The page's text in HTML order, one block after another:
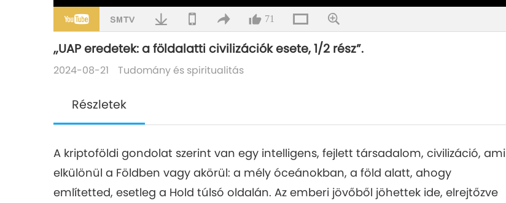
71
„UAP eredetek: a földalatti civilizációk esete, 1/2 rész”.
2024-08-21 Tudomány és spiritualitás
Részletek
A kriptoföldi gondolat szerint van egy intelligens, fejlett társadalom, civilizáció, ami
elkülönül a Földben vagy akörül: a mély óceánokban, a föld alatt, ahogy
említetted, esetleg a Hold túlsó oldalán. Az emberi jövőből jöhettek ide, elrejtőzve